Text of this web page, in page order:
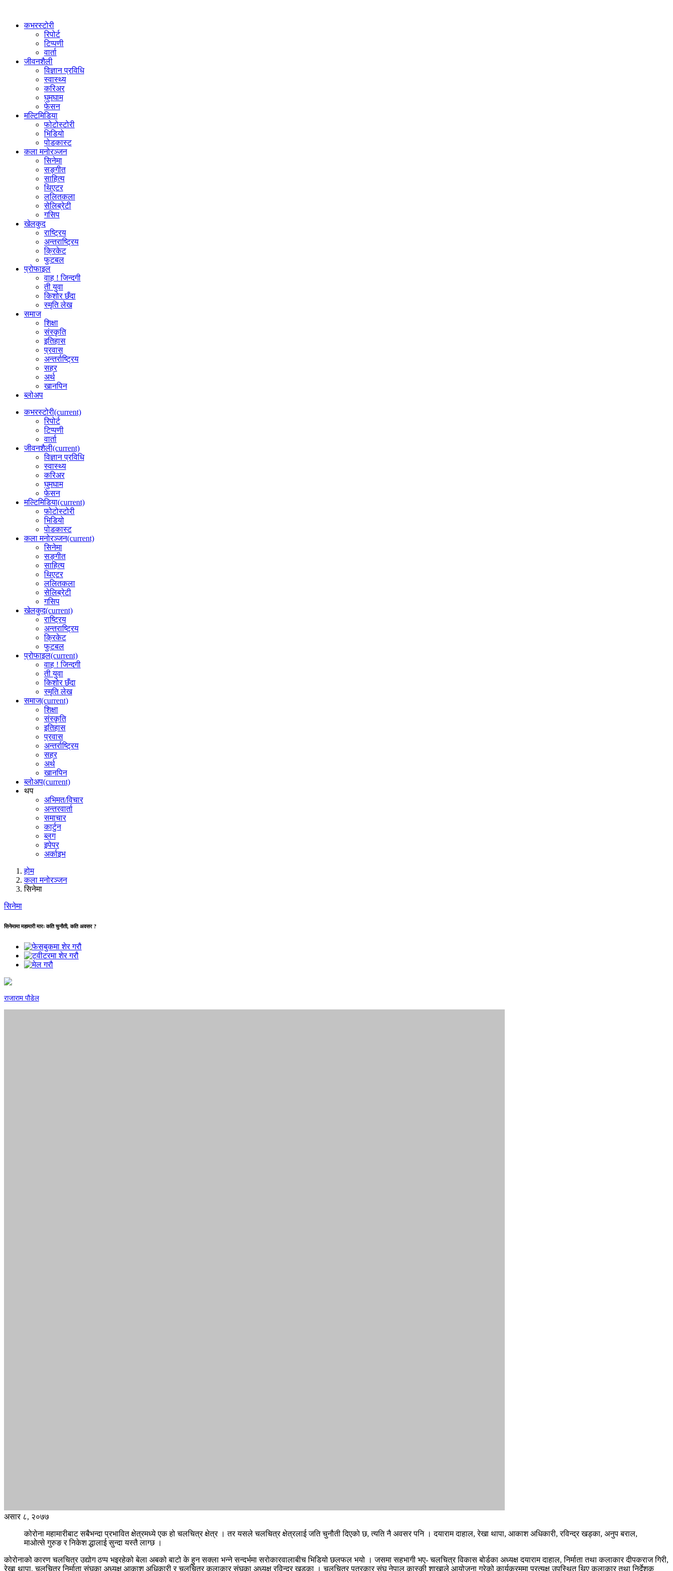
कभरस्टोरी
रिपोर्ट
टिप्पणी
वार्ता
जीवनशैली
विज्ञान प्रविधि
स्वास्थ्य
करिअर
घुमघाम
फेसन
मल्टिमिडिया
फोटोस्टोरी
भिडियो
पोडकास्ट
कला मनोरञ्जन
सिनेमा
सङ्गीत
साहित्य
थिएटर
ललितकला
सेलिब्रेटी
गसिप
खेलकुद
राष्ट्रिय
अन्तराष्ट्रिय
क्रिकेट
फुटबल
प्रोफाइल
वाह ! जिन्दगी
ती युवा
किशोर छँदा
स्मृति लेख
समाज
शिक्षा
संस्कृति
इतिहास
प्रवास
अन्तर्राष्ट्रिय
सहर
अर्थ
खानपिन
ब्लोअप
कभरस्टोरी(current)
रिपोर्ट
टिप्पणी
वार्ता
जीवनशैली(current)
विज्ञान प्रविधि
स्वास्थ्य
करिअर
घुमघाम
फेसन
मल्टिमिडिया(current)
फोटोस्टोरी
भिडियो
पोडकास्ट
कला मनोरञ्जन(current)
सिनेमा
सङ्गीत
साहित्य
थिएटर
ललितकला
सेलिब्रेटी
गसिप
खेलकुद(current)
राष्ट्रिय
अन्तराष्ट्रिय
क्रिकेट
फुटबल
प्रोफाइल(current)
वाह ! जिन्दगी
ती युवा
किशोर छँदा
स्मृति लेख
समाज(current)
शिक्षा
संस्कृति
इतिहास
प्रवास
अन्तर्राष्ट्रिय
सहर
अर्थ
खानपिन
ब्लोअप(current)
थप
अभिमत/विचार
अन्तरवार्ता
समाचार
कार्टुन
ब्लग
इपेपर
अर्काइभ
होम
कला मनोरञ्जन
सिनेमा
सिनेमा
सिनेमामा महामारी मारः कति चुनौती, कति अवसर ?
राजाराम पौडेल
असार ८, २०७७
कोरोना महामारीबाट सबैभन्दा प्रभावित क्षेत्रमध्ये एक हो चलचित्र क्षेत्र । तर यसले चलचित्र क्षेत्रलाई जति चुनौती दिएको छ, त्यति नै अवसर पनि । दयाराम दाहाल, रेखा थापा, आकाश अधिकारी, रविन्द्र खड्का, अनुप बराल,
माओत्से गुरुङ र निकेश द्धालाई सुन्दा यस्तै लाग्छ ।
कोरोनाको कारण चलचित्र उद्योग ठप्प भइरहेको बेला अबको बाटो के हुन सक्ला भन्ने सन्दर्भमा सरोकारवालाबीच भिडियो छलफल भयो । जसमा सहभागी भए- चलचित्र विकास बोर्डका अध्यक्ष दयाराम दाहाल, निर्माता तथा कलाकार दीपकराज गिरी,
रेखा थापा, चलचित्र निर्माता संघका अध्यक्ष आकाश अधिकारी र चलचित्र कलाकार संघका अध्यक्ष रविन्द्र खड्का । चलचित्र पत्रकार संघ नेपाल कास्की शाखाले आयोजना गरेको कार्यक्रममा प्रत्यक्ष उपस्थित थिए कलाकार तथा निर्देशक